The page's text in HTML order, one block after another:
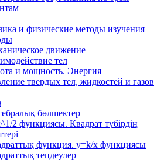
и физические методы изучения
движение
тел
и мощность. Энергия
твердых тел, жидкостей и газов
бөлшектер
2 функциясы. Квадрат түбірдің
функция. у=k/x функциясы
теңдеулер